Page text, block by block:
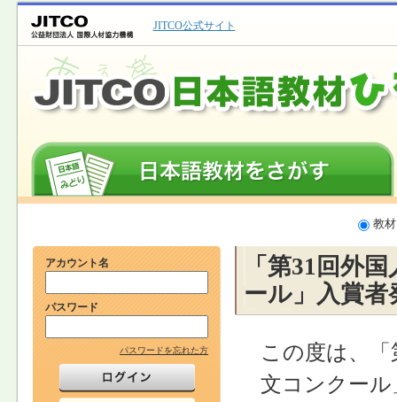
JITCO公式サイト
教
アカウント名
パスワード
パスワードを忘れた方
「第31回外
ール」入賞者
この度は、
文コンクー